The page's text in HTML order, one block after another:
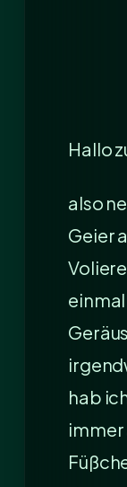
Hallo
also
Geier
hab
immer